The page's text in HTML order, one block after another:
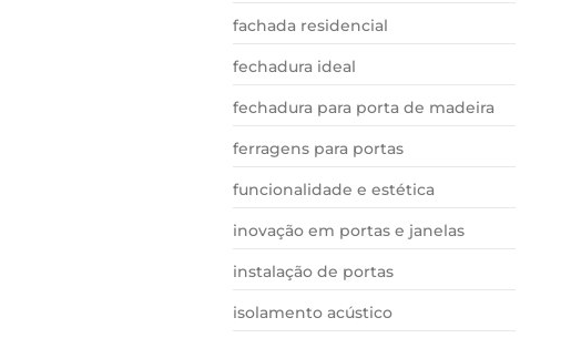
fachada residencial
fechadura ideal
fechadura para porta de madeira
ferragens para portas
funcionalidade e estética
inovação em portas e janelas
instalação de portas
isolamento acústico